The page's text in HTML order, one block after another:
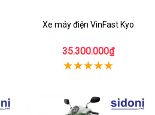
Xe máy điện VinFast Kyo
35.300.000₫